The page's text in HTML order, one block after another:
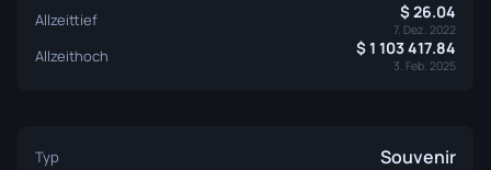
Allzeittief 26.04
7. Dez. 2022
Allzeithoch 1 103 417.84
3. Feb. 2025
Typ Souvenir